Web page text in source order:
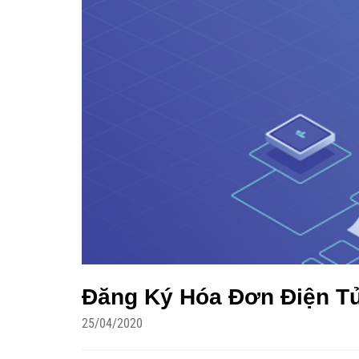
Đăng Ký Hóa Đơn Điện
25/04/2020